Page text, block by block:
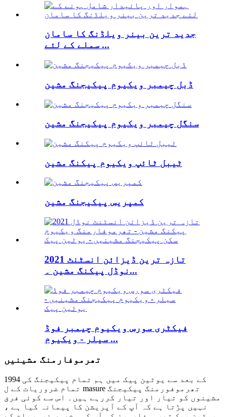
جدید ترین بینر ویلڈنگ کا سامان
سملے کے لئے ...
ڈبل چیمبر ویکیوم پیکیجنگ مشین
سنگل چیمبر ویکیوم پیکیجنگ مشین
ٹیبل ٹائپ ویکیوم پیکنگ مشین
کمپریس پیکیجنگ مشین
2021 تازہ ترین ڈیزائن انسٹنٹ
نوڈل پیکنگ مشین ۔...
فیکٹری سورس ویکیوم چیمبر فوڈ
سیلر - ویکیوم ...
تھرموفارمنگ مشینیں
1994 کے بعد سے یوٹین پیک میں ہم تمام پیکیجنگ کی
تمام ضروریات کے ل masure تھرموفورمنگ پیکیجنگ
مشینوں کو تیار اور تیار کررہے ہیں۔ اس سے کوئی فرق
نہیں پڑتا ہے کہ آپ کے آپریشن کا پیمانہ کیا ہے ،